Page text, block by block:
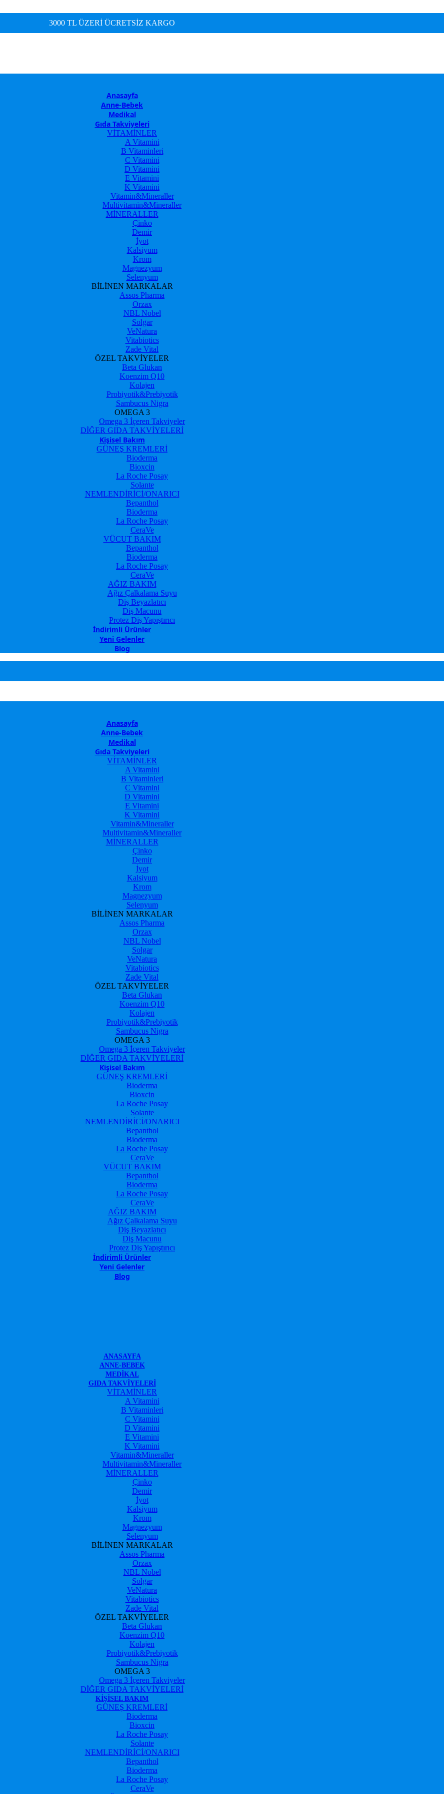
3000 TL ÜZERİ ÜCRETSİZ KARGO
Anasayfa
Anne-Bebek
Medikal
Gıda Takviyeleri
VİTAMİNLER
A Vitamini
B Vitaminleri
C Vitamini
D Vitamini
E Vitamini
K Vitamini
Vitamin&Mineraller
Multivitamin&Mineraller
MİNERALLER
Çinko
Demir
İyot
Kalsiyum
Krom
Magnezyum
Selenyum
BİLİNEN MARKALAR
Assos Pharma
Orzax
NBL Nobel
Solgar
VeNatura
Vitabiotics
Zade Vital
ÖZEL TAKVİYELER
Beta Glukan
Koenzim Q10
Kolajen
Probiyotik&Prebiyotik
Sambucus Nigra
OMEGA 3
Omega 3 İçeren Takviyeler
DİĞER GIDA TAKVİYELERİ
Kişisel Bakım
GÜNEŞ KREMLERİ
Bioderma
Bioxcin
La Roche Posay
Solante
NEMLENDİRİCİ/ONARICI
Bepanthol
Bioderma
La Roche Posay
CeraVe
VÜCUT BAKIM
Bepanthol
Bioderma
La Roche Posay
CeraVe
AĞIZ BAKIM
Ağız Çalkalama Suyu
Diş Beyazlatıcı
Diş Macunu
Protez Diş Yapıştırıcı
İndirimli Ürünler
Yeni Gelenler
Blog
Anasayfa
Anne-Bebek
Medikal
Gıda Takviyeleri
VİTAMİNLER
A Vitamini
B Vitaminleri
C Vitamini
D Vitamini
E Vitamini
K Vitamini
Vitamin&Mineraller
Multivitamin&Mineraller
MİNERALLER
Çinko
Demir
İyot
Kalsiyum
Krom
Magnezyum
Selenyum
BİLİNEN MARKALAR
Assos Pharma
Orzax
NBL Nobel
Solgar
VeNatura
Vitabiotics
Zade Vital
ÖZEL TAKVİYELER
Beta Glukan
Koenzim Q10
Kolajen
Probiyotik&Prebiyotik
Sambucus Nigra
OMEGA 3
Omega 3 İçeren Takviyeler
DİĞER GIDA TAKVİYELERİ
Kişisel Bakım
GÜNEŞ KREMLERİ
Bioderma
Bioxcin
La Roche Posay
Solante
NEMLENDİRİCİ/ONARICI
Bepanthol
Bioderma
La Roche Posay
CeraVe
VÜCUT BAKIM
Bepanthol
Bioderma
La Roche Posay
CeraVe
AĞIZ BAKIM
Ağız Çalkalama Suyu
Diş Beyazlatıcı
Diş Macunu
Protez Diş Yapıştırıcı
İndirimli Ürünler
Yeni Gelenler
Blog
ANASAYFA
ANNE-BEBEK
MEDIKAL
GIDA TAKVIYELERI
VİTAMİNLER
A Vitamini
B Vitaminleri
C Vitamini
D Vitamini
E Vitamini
K Vitamini
Vitamin&Mineraller
Multivitamin&Mineraller
MİNERALLER
Çinko
Demir
İyot
Kalsiyum
Krom
Magnezyum
Selenyum
BİLİNEN MARKALAR
Assos Pharma
Orzax
NBL Nobel
Solgar
VeNatura
Vitabiotics
Zade Vital
ÖZEL TAKVİYELER
Beta Glukan
Koenzim Q10
Kolajen
Probiyotik&Prebiyotik
Sambucus Nigra
OMEGA 3
Omega 3 İçeren Takviyeler
DİĞER GIDA TAKVİYELERİ
KIŞISEL BAKIM
GÜNEŞ KREMLERİ
Bioderma
Bioxcin
La Roche Posay
Solante
NEMLENDİRİCİ/ONARICI
Bepanthol
Bioderma
La Roche Posay
CeraVe